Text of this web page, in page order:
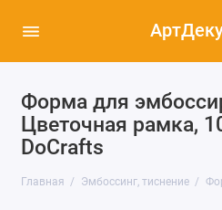
Форма для
Цветочная рамка,
DoСrafts
Главная Эмбоссинг, тиснение